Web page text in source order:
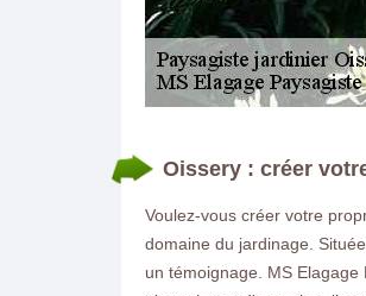
DEMANDE DE
Oissery : créer
Voulez-vous créer votre
domaine du jardinage.
un témoignage. MS